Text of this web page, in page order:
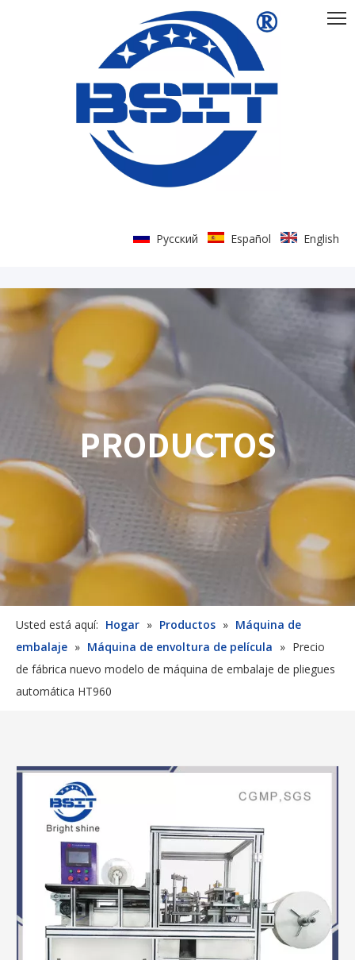
Pусский Español English
PRODUCTOS
Usted está aquí: Hogar » Productos » Máquina de
embalaje » Máquina de envoltura de película » Precio
de fábrica nuevo modelo de máquina de embalaje de pliegues
automática HT960